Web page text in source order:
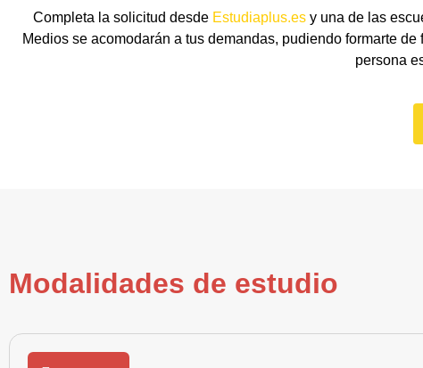
Completa la solicitud desde Estudiaplus.es y una de las
Medios se acomodarán a tus demandas, pudiendo formarte
persona
Modalidades de estudio